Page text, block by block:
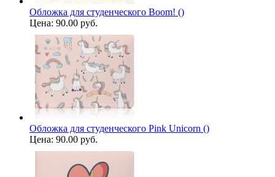
Обложка для студенческого Boom! ()
Цена: 90.00 руб.
Обложка для студенческого Pink Unicorn ()
Цена: 90.00 руб.